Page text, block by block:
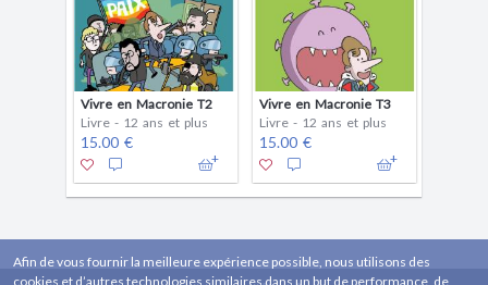
Vivre en Macronie T2
Livre - 12 ans et plus
15.00 €
Vivre en Macronie T3
Livre - 12 ans et plus
15.00 €
Afin de vous fournir la meilleure expérience possible, nous utilisons des
cookies et d’autres technologies similaires dans un but de performance, de